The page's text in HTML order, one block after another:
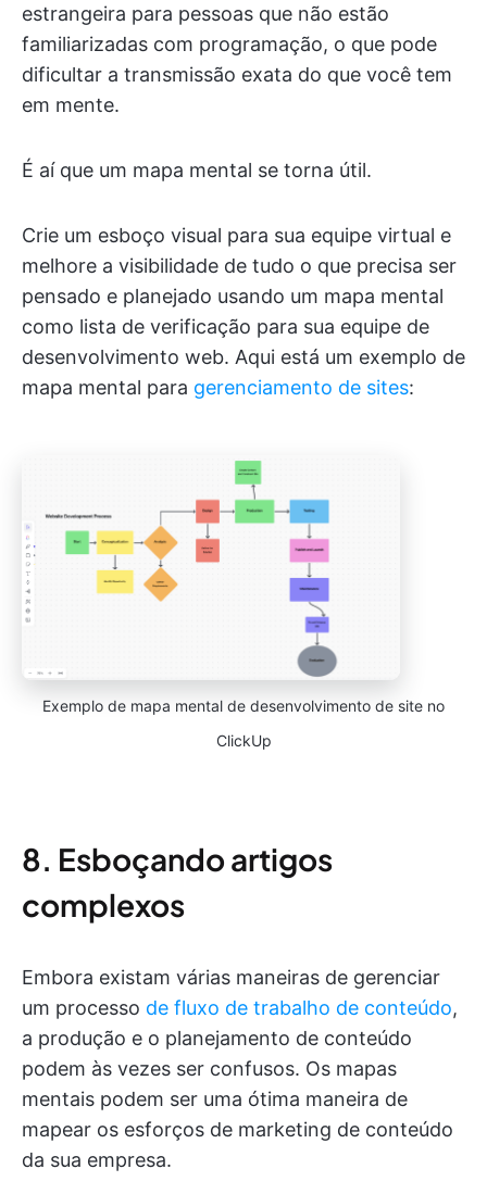
estrangeira para pessoas que não estão
familiarizadas com programação, o que pode
dificultar a transmissão exata do que você tem
em mente.
É aí que um mapa mental se torna útil.
Crie um esboço visual para sua equipe virtual e
melhore a visibilidade de tudo o que precisa ser
pensado e planejado usando um mapa mental
como lista de verificação para sua equipe de
desenvolvimento web. Aqui está um exemplo de
mapa mental para gerenciamento de sites:
Exemplo de mapa mental de desenvolvimento de site no
ClickUp
8. Esboçando artigos
complexos
Embora existam várias maneiras de gerenciar
um processo de fluxo de trabalho de conteúdo,
a produção e o planejamento de conteúdo
podem às vezes ser confusos. Os mapas
mentais podem ser uma ótima maneira de
mapear os esforços de marketing de conteúdo
da sua empresa.